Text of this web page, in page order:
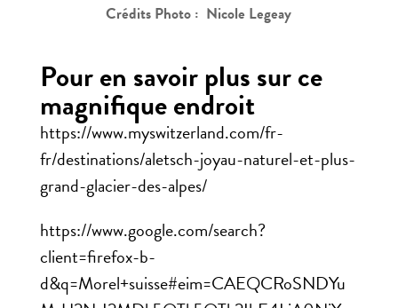
Crédits Photo : Nicole Legeay
Pour en savoir plus sur ce
magnifique endroit
https://www.myswitzerland.com/fr-
fr/destinations/aletsch-joyau-naturel-et-plus-
grand-glacier-des-alpes/
https://www.google.com/search?
client=firefox-b-
d&q=Morel+suisse#eim=CAEQCRoSNDYu